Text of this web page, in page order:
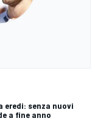
eredi: senza nuovi
a fine anno